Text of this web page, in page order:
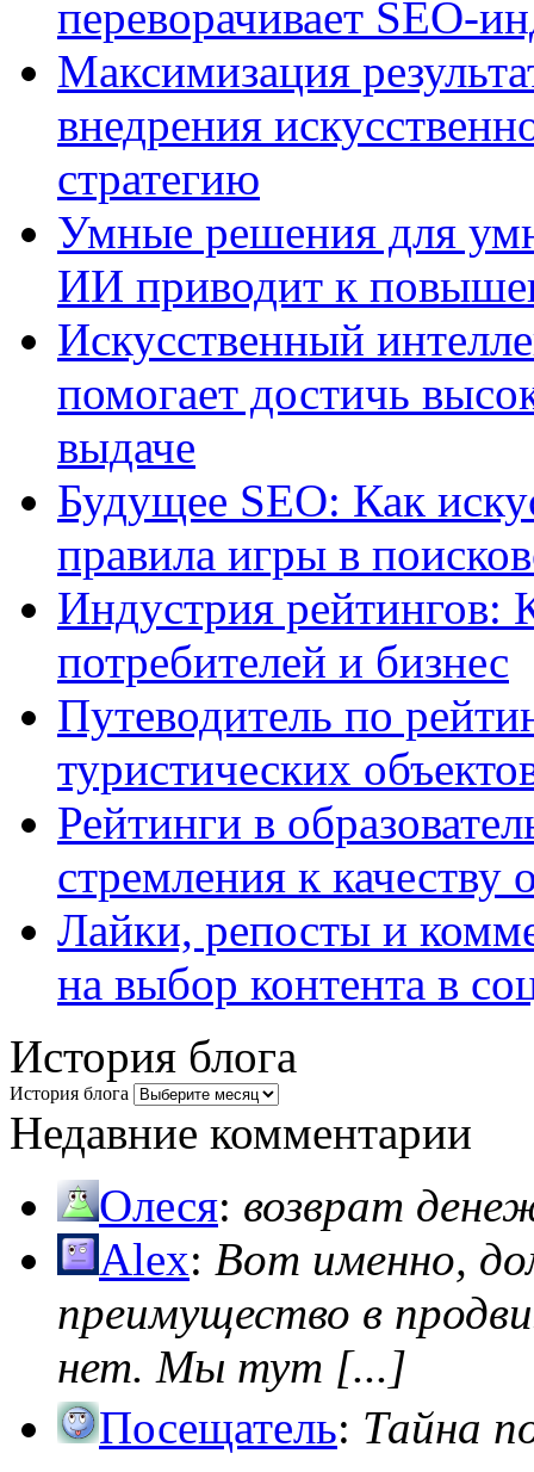
переворачивает SEO-
Максимизация
внедрения
стратегию
Умные решения для
ИИ приводит к
Искусственный
помогает достичь
выдаче
Будущее SEO: Как
правила игры в
Индустрия рейтингов:
потребителей и бизнес
Путеводитель по
туристических
Рейтинги в
стремления к качеству
Лайки, репосты и
на выбор контента в
История блога
История блога
Недавние комментарии
Олеся: возврат
Alex: Вот именно,
преимущество в
нет. Мы тут [...]
Посещатель: Тайна